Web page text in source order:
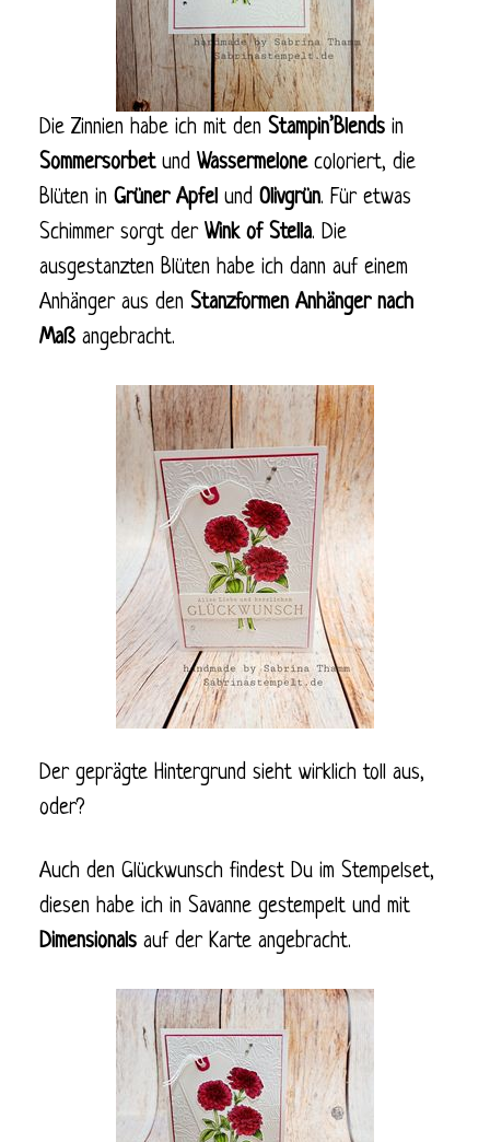
Die Zinnien habe ich mit den Stampin’Blends in
Sommersorbet und Wassermelone coloriert, die
Blüten in Grüner Apfelund Olivgrün. Für etwas
Schimmer sorgt der Wink of Stella. Die
ausgestanzten Blüten habe ich dann auf einem
Anhänger aus den Stanzformen Anhänger nach
Maßangebracht.
Der geprägte Hintergrund sieht wirklich toll aus,
oder?
Auch den Glückwunsch findest Du im Stempelset,
diesen habe ich in Savanne gestempelt und mit
Dimensionals auf der Karte angebracht.